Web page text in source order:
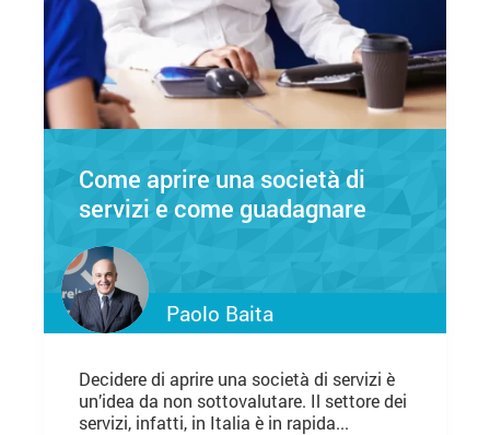
Come aprire una società di
servizi e come guadagnare
Decidere di aprire una società di servizi è
un’idea da non sottovalutare. Il settore dei
servizi, infatti, in Italia è in rapida...
Paolo Baita